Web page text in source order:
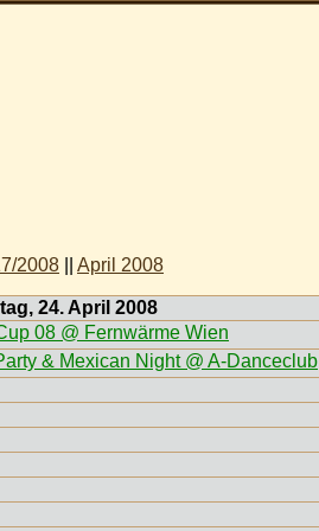
2008 April 2008
24. April 2008
08 @ Fernwärme Wien
& Mexican Night @ A-Danceclub